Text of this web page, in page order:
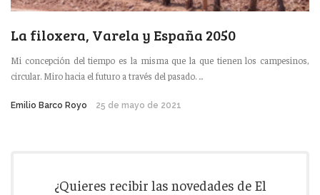
La filoxera, Varela y España 2050
Mi concepción del tiempo es la misma que la que tienen los campesinos,
circular. Miro hacia el futuro a través del pasado. ...
Emilio Barco Royo 25 de mayo de 2021
¿Quieres recibir las novedades de El